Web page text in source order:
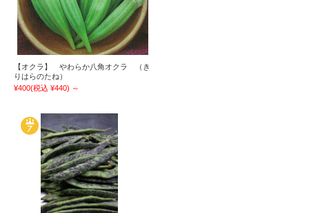
【オクラ】 やわらか八角オクラ （き
りはらのたね）
¥400(税込 ¥440) ～